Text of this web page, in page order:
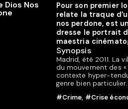
Pour son premier
relate la traque
nos perdone, est
dresse le portrait
maestria
Synopsis
Madrid, été 2011. La
du mouvement des
contexte hyper-
genre bien particulier.
#Crime, #Crise